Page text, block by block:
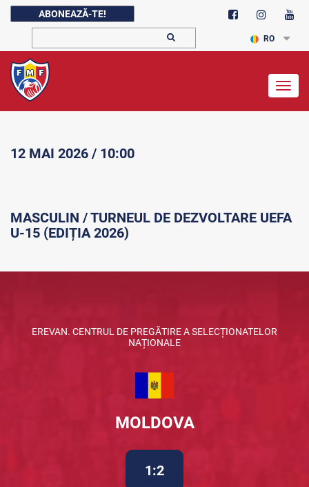
ABONEAZĂ-TE!
RO
12 MAI 2026 / 10:00
MASCULIN / TURNEUL DE DEZVOLTARE UEFA
U-15 (EDIȚIA 2026)
EREVAN. CENTRUL DE PREGĂTIRE A SELECȚIONATELOR
NAȚIONALE
MOLDOVA
1:2